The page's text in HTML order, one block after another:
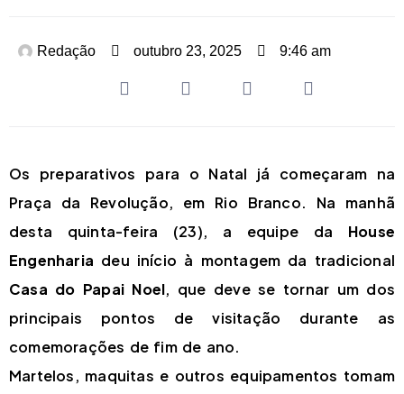
Redação outubro 23, 2025 9:46 am
Os preparativos para o Natal já começaram na
Praça da Revolução, em Rio Branco. Na manhã
desta quinta-feira (23), a equipe da House
Engenharia deu início à montagem da tradicional
Casa do Papai Noel, que deve se tornar um dos
principais pontos de visitação durante as
comemorações de fim de ano.
Martelos, maquitas e outros equipamentos tomam